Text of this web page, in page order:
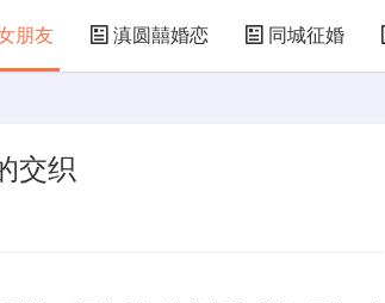
朋友 滇圆囍婚恋 同城征婚
交织